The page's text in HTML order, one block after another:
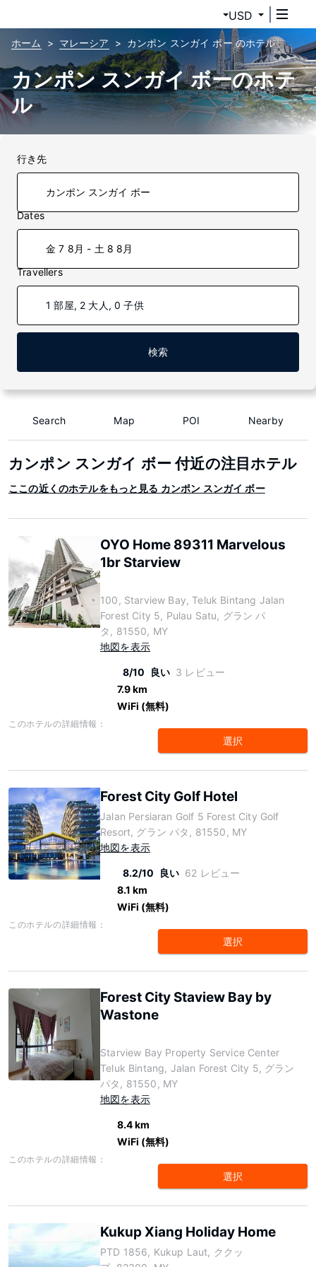
USD
ホーム マレーシア カンポン スンガイ ボー のホテル
カンポン スンガイ ボーのホテ
ル
行き先
Dates
金 7 8月 - 土 8 8月
Travellers
1 部屋, 2 大人, 0 子供
検索
Search Map POI Nearby
カンポン スンガイ ボー 付近の注目ホテル
ここの近くのホテルをもっと見る カンポン スンガイ ボー
OYO Home 89311 Marvelous
1br Starview
100, Starview Bay, Teluk Bintang Jalan
Forest City 5, Pulau Satu, グラン パ
タ, 81550, MY
地図を表示
8/10 良い 3 レビュー
7.9 km
WiFi (無料)
このホテルの詳細情報：
選択
Forest City Golf Hotel
Jalan Persiaran Golf 5 Forest City Golf
Resort, グラン パタ, 81550, MY
地図を表示
8.2/10 良い 62 レビュー
8.1 km
WiFi (無料)
このホテルの詳細情報：
選択
Forest City Staview Bay by
Wastone
Starview Bay Property Service Center
Teluk Bintang, Jalan Forest City 5, グラン
パタ, 81550, MY
地図を表示
8.4 km
WiFi (無料)
このホテルの詳細情報：
選択
Kukup Xiang Holiday Home
PTD 1856, Kukup Laut, ククッ